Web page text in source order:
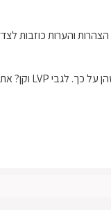
והערות כוזבות